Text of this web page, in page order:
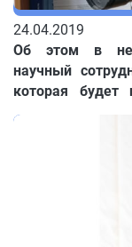
24.04.2019
Об этом в
научный
которая будет
престижного
– Германия –
пришлось
место